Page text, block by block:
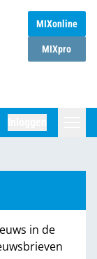
MIXonline
MIXpro
in de